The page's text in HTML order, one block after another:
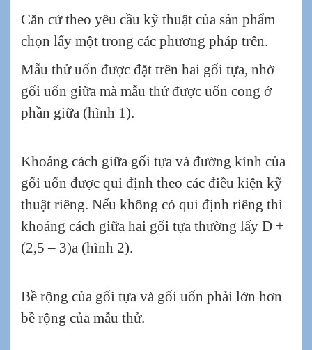
Căn cứ theo yêu cầu kỹ thuật của sản phẩm
chọn lấy một trong các phương pháp trên.
Mẫu thử uốn được đặt trên hai gối tựa, nhờ
gối uốn giữa mà mẫu thử được uốn cong ở
phần giữa (hình 1).
Khoảng cách giữa gối tựa và đường kính của
gối uốn được qui định theo các điều kiện kỹ
thuật riêng. Nếu không có qui định riêng thì
khoảng cách giữa hai gối tựa thường lấy D +
(2,5 – 3)a (hình 2).
Bề rộng của gối tựa và gối uốn phải lớn hơn
bề rộng của mẫu thử.